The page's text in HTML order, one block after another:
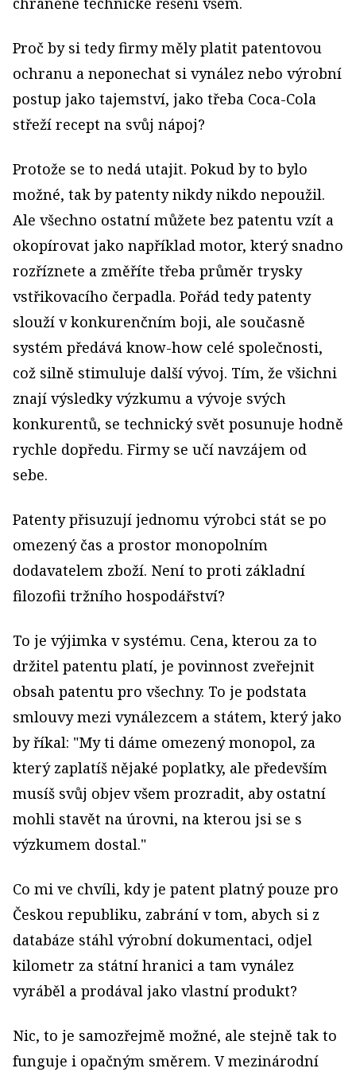
Proč by si tedy firmy měly platit patentovou
ochranu a neponechat si vynález nebo výrobní
postup jako tajemství, jako třeba Coca-Cola
střeží recept na svůj nápoj?
Protože se to nedá utajit. Pokud by to bylo
možné, tak by patenty nikdy nikdo nepoužil.
Ale všechno ostatní můžete bez patentu vzít a
okopírovat jako například motor, který snadno
rozříznete a změříte třeba průměr trysky
vstřikovacího čerpadla. Pořád tedy patenty
slouží v konkurenčním boji, ale současně
systém předává know-how celé společnosti,
což silně stimuluje další vývoj. Tím, že všichni
znají výsledky výzkumu a vývoje svých
konkurentů, se technický svět posunuje hodně
rychle dopředu. Firmy se učí navzájem od
sebe.
Patenty přisuzují jednomu výrobci stát se po
omezený čas a prostor monopolním
dodavatelem zboží. Není to proti základní
filozofii tržního hospodářství?
To je výjimka v systému. Cena, kterou za to
držitel patentu platí, je povinnost zveřejnit
obsah patentu pro všechny. To je podstata
smlouvy mezi vynálezcem a státem, který jako
by říkal: "My ti dáme omezený monopol, za
který zaplatíš nějaké poplatky, ale především
musíš svůj objev všem prozradit, aby ostatní
mohli stavět na úrovni, na kterou jsi se s
výzkumem dostal."
Co mi ve chvíli, kdy je patent platný pouze pro
Českou republiku, zabrání v tom, abych si z
databáze stáhl výrobní dokumentaci, odjel
kilometr za státní hranici a tam vynález
vyráběl a prodával jako vlastní produkt?
Nic, to je samozřejmě možné, ale stejně tak to
funguje i opačným směrem. V mezinárodní